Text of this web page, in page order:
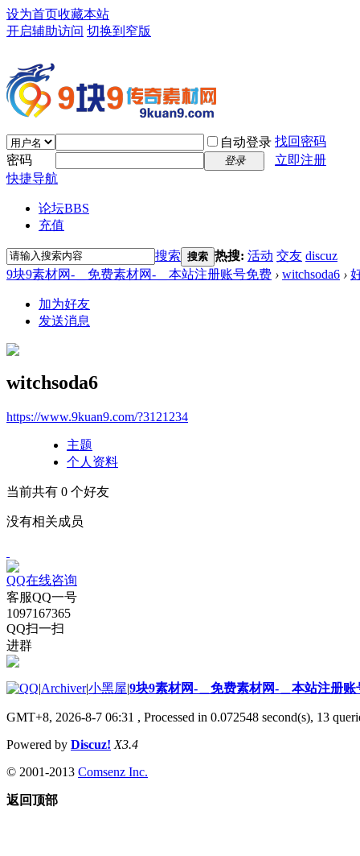
设为首页收藏本站
开启辅助访问 切换到窄版
自动登录 找回密码
密码
登录
立即注册
快捷导航
论坛BBS
充值
搜索 搜索 热搜: 活动 交友 discuz
9块9素材网-＿免费素材网-＿本站注册账号免费 › witchsoda6 ›
加为好友
发送消息
witchsoda6
https://www.9kuan9.com/?3121234
主题
个人资料
当前共有 0 个好友
没有相关成员
QQ在线咨询
客服QQ一号
1097167365
QQ扫一扫
进群
|Archiver|小黑屋|9块9素材网-＿免费素材网-＿本站注册账
GMT+8, 2026-8-7 06:31 , Processed in 0.072548 second(s), 13
Powered by Discuz! X3.4
© 2001-2013 Comsenz Inc.
返回顶部